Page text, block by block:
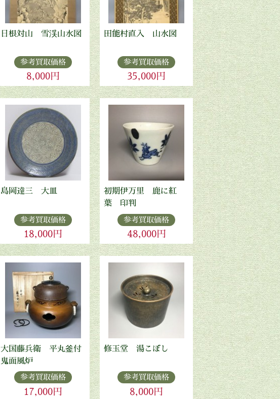
日根対山 雪渓山水図
参考買取価格
8,000円
田能村直入 山水図
参考買取価格
35,000円
島岡達三 大皿
参考買取価格
18,000円
初期伊万里 鹿に紅
葉 印判
参考買取価格
48,000円
大国藤兵衛 平丸釜付
鬼面風炉
参考買取価格
17,000円
修玉堂 湯こぼし
参考買取価格
8,000円